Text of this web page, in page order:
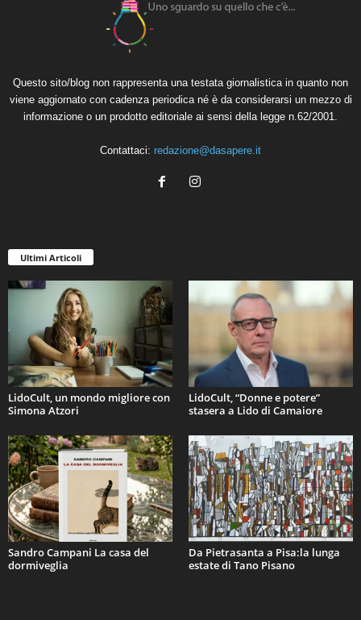
Questo sito/blog non rappresenta una testata giornalistica in quanto non
viene aggiornato con cadenza periodica né è da considerarsi un mezzo di
informazione o un prodotto editoriale ai sensi della legge n.62/2001.
Contattaci: redazione@dasapere.it
Ultimi Articoli
LidoCult, un mondo migliore con
Simona Atzori
LidoCult, “Donne e potere”
stasera a Lido di Camaiore
Sandro Campani La casa del
dormiveglia
Da Pietrasanta a Pisa:la lunga
estate di Tano Pisano